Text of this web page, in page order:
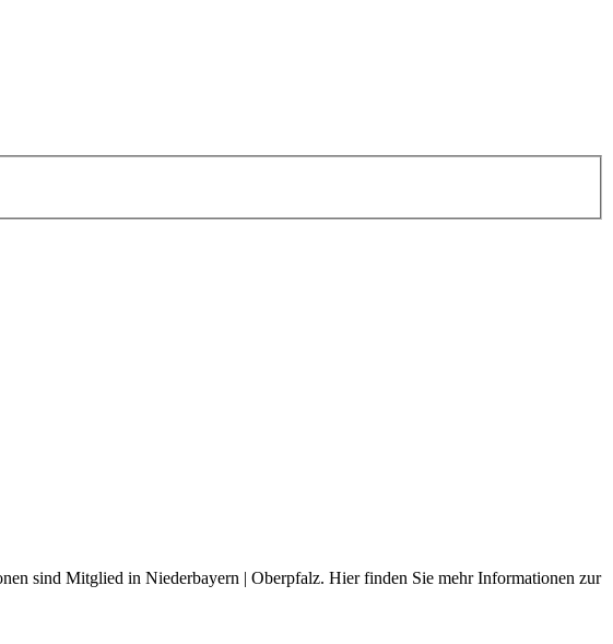
sind Mitglied in Niederbayern | Oberpfalz. Hier finden Sie mehr Informationen zur